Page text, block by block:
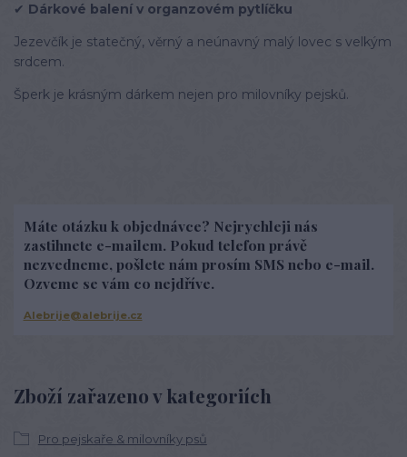
✔ Dárkové balení v organzovém pytlíčku
Jezevčík je statečný, věrný a neúnavný malý lovec s velkým
srdcem.
Šperk je krásným dárkem nejen pro milovníky pejsků.
Zboží zařazeno v kategoriích
Pro pejskaře & milovníky psů
Máte otázku k objednávce? Nejrychleji nás
zastihnete e-mailem. Pokud telefon právě
nezvedneme, pošlete nám prosím SMS nebo e-mail.
Ozveme se vám co nejdříve.
Alebrije@alebrije.cz